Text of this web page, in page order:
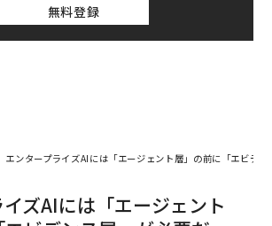
無料登録
エンタープライズAIには「エージェント層」の前に「エビデ
ズAIには「エージェント